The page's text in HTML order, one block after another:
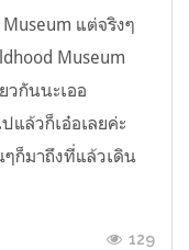
แต่จริงๆ
Museum
วกันนะเออ
แล้วก็เอ๋อเลยค่ะ
ๆก็มาถึงที่แล้วเดิน
129